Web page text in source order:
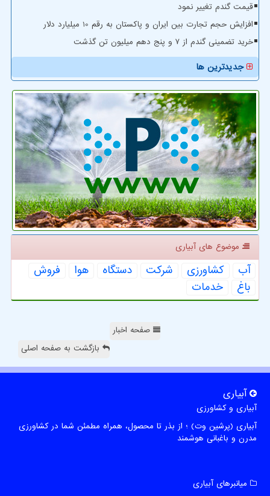
قیمت گندم تغییر نمود
افزایش حجم تجارت بین ایران و پاکستان به رقم 10 میلیارد دلار
خرید تضمینی گندم از ۷ و پنج دهم میلیون تن گذشت
جدیدترین ها
موضوع های آبیاری
آب كشاورزی شركت دستگاه هوا
فروش
باغ
خدمات
صفحه اخبار
بازگشت به صفحه اصلی
آبیاری
آبیاری و کشاورزی
آبیاری (پرشین وت) ؛ از بذر تا محصول، همراه مطمئن شما در کشاورزی
مدرن و باغبانی هوشمند
میانبرهای آبیاری